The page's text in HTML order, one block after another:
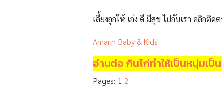
เลี้ยงลูกให้ เก่ง ดี มีสุข ไปกับเรา คลิกติด
Amarin Baby & Kids
อ่านต่อ กินไก่ทำให้เป็นหนุ่มเป็
Pages: 1 2